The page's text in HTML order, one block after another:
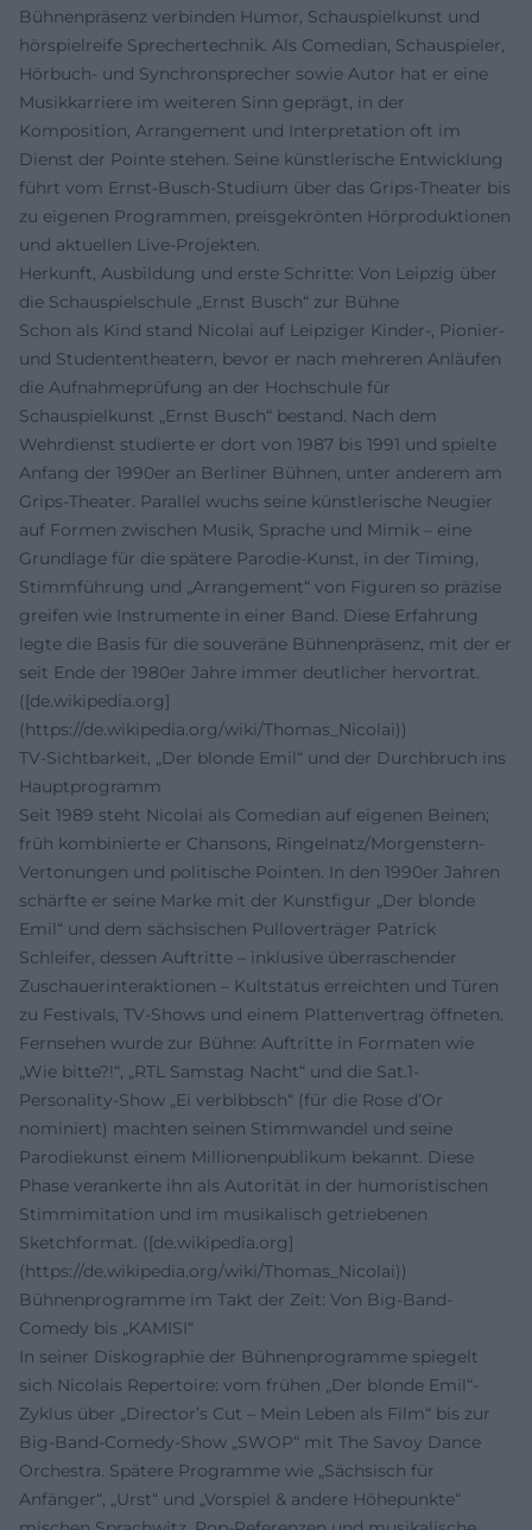
Bühnenpräsenz verbinden Humor, Schauspielkunst und
hörspielreife Sprechertechnik. Als Comedian, Schauspieler,
Hörbuch- und Synchronsprecher sowie Autor hat er eine
Musikkarriere im weiteren Sinn geprägt, in der
Komposition, Arrangement und Interpretation oft im
Dienst der Pointe stehen. Seine künstlerische Entwicklung
führt vom Ernst-Busch-Studium über das Grips-Theater bis
zu eigenen Programmen, preisgekrönten Hörproduktionen
und aktuellen Live-Projekten.
Herkunft, Ausbildung und erste Schritte: Von Leipzig über
die Schauspielschule „Ernst Busch“ zur Bühne
Schon als Kind stand Nicolai auf Leipziger Kinder-, Pionier-
und Studententheatern, bevor er nach mehreren Anläufen
die Aufnahmeprüfung an der Hochschule für
Schauspielkunst „Ernst Busch“ bestand. Nach dem
Wehrdienst studierte er dort von 1987 bis 1991 und spielte
Anfang der 1990er an Berliner Bühnen, unter anderem am
Grips-Theater. Parallel wuchs seine künstlerische Neugier
auf Formen zwischen Musik, Sprache und Mimik – eine
Grundlage für die spätere Parodie-Kunst, in der Timing,
Stimmführung und „Arrangement“ von Figuren so präzise
greifen wie Instrumente in einer Band. Diese Erfahrung
legte die Basis für die souveräne Bühnenpräsenz, mit der er
seit Ende der 1980er Jahre immer deutlicher hervortrat.
([de.wikipedia.org]
(https://de.wikipedia.org/wiki/Thomas_Nicolai))
TV-Sichtbarkeit, „Der blonde Emil“ und der Durchbruch ins
Hauptprogramm
Seit 1989 steht Nicolai als Comedian auf eigenen Beinen;
früh kombinierte er Chansons, Ringelnatz/Morgenstern-
Vertonungen und politische Pointen. In den 1990er Jahren
schärfte er seine Marke mit der Kunstfigur „Der blonde
Emil“ und dem sächsischen Pulloverträger Patrick
Schleifer, dessen Auftritte – inklusive überraschender
Zuschauerinteraktionen – Kultstatus erreichten und Türen
zu Festivals, TV-Shows und einem Plattenvertrag öffneten.
Fernsehen wurde zur Bühne: Auftritte in Formaten wie
„Wie bitte?!“, „RTL Samstag Nacht“ und die Sat.1-
Personality-Show „Ei verbibbsch“ (für die Rose d’Or
nominiert) machten seinen Stimmwandel und seine
Parodiekunst einem Millionenpublikum bekannt. Diese
Phase verankerte ihn als Autorität in der humoristischen
Stimmimitation und im musikalisch getriebenen
Sketchformat. ([de.wikipedia.org]
(https://de.wikipedia.org/wiki/Thomas_Nicolai))
Bühnenprogramme im Takt der Zeit: Von Big-Band-
Comedy bis „KAMISI“
In seiner Diskographie der Bühnenprogramme spiegelt
sich Nicolais Repertoire: vom frühen „Der blonde Emil“-
Zyklus über „Director’s Cut – Mein Leben als Film“ bis zur
Big-Band-Comedy-Show „SWOP“ mit The Savoy Dance
Orchestra. Spätere Programme wie „Sächsisch für
Anfänger“, „Urst“ und „Vorspiel & andere Höhepunkte“